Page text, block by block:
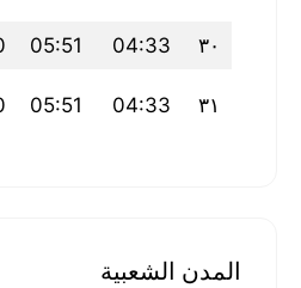
٣٠ 04:33
05:51
٣١ 04:33
05:51
المدن الشعبية